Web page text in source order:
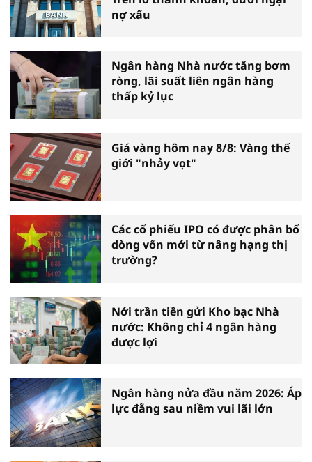
nợ xấu
Ngân hàng Nhà nước tăng bơm
ròng, lãi suất liên ngân hàng
thấp kỷ lục
Giá vàng hôm nay 8/8: Vàng thế
giới "nhảy vọt"
Các cổ phiếu IPO có được phân bổ
dòng vốn mới từ nâng hạng thị
trường?
Nới trần tiền gửi Kho bạc Nhà
nước: Không chỉ 4 ngân hàng
được lợi
Ngân hàng nửa đầu năm 2026: Áp
lực đằng sau niềm vui lãi lớn